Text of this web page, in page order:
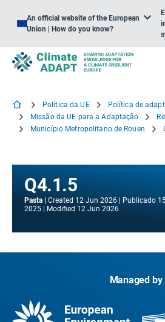
An official website of the European
Union | How do you know?
Política da UE
Política de
Missão da UE para a Adaptação
Município Metropolitano de Rouen
Q4.1.5
Pasta Created 12 Jun 2026 Publicado
2025
Modified 12 Jun 2026
Managed by